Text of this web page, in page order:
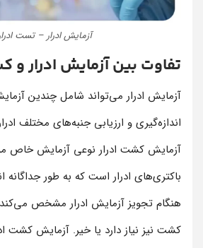
آزمایش ادرار – تست
تفاوت بین آزمایش ادرار و
آزمایش ادرار می‌تواند شامل چندین
اندازه‌گیری و ارزیابی جنبه‌های مختلف
آزمایش کشت ادرار نوعی آزمایش خاص
باکتری‌های ادرار است که به طور
هنگام تجویز آزمایش ادرار مشخص می‌کند
کشت نیز نیاز دارد یا خیر. آزمایش کشت